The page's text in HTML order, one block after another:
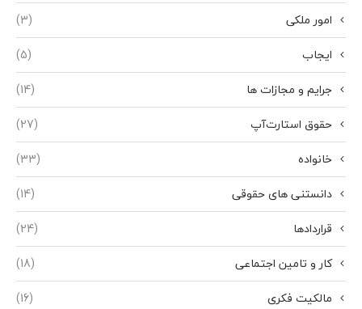
امور ملکی
(3)
ایجاب
(5)
جرایم و مجازات ها
(14)
حقوق استارت‌آپ
(27)
خانواده
(33)
دانستنی های حقوقی
(14)
قراردادها
(24)
کار و تامین اجتماعی
(18)
مالکیت فکری
(16)